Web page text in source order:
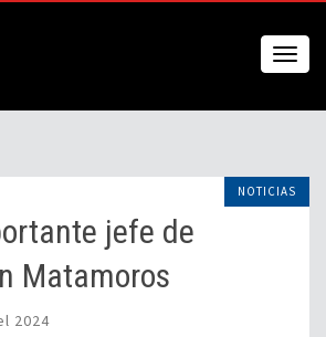
NOTICIAS
jefe de
Matamoros
2024